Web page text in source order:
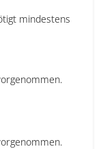
mindestens